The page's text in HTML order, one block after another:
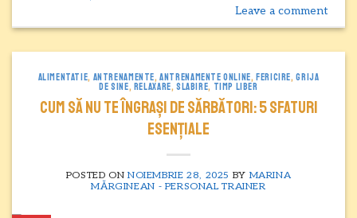
Leave a comment
ALIMENTATIE, ANTRENAMENTE,ANTRENAMENTE ONLINE,FERICIRE,GRIJA
DE SINE,RELAXARE,SLABIRE, TIMP LIBER
Cum să nu te îngrași de sărbători: 5 sfaturi
esențiale
POSTED ON NOIEMBRIE 28, 2025 BY MARINA
MĂRGINEAN - PERSONAL TRAINER